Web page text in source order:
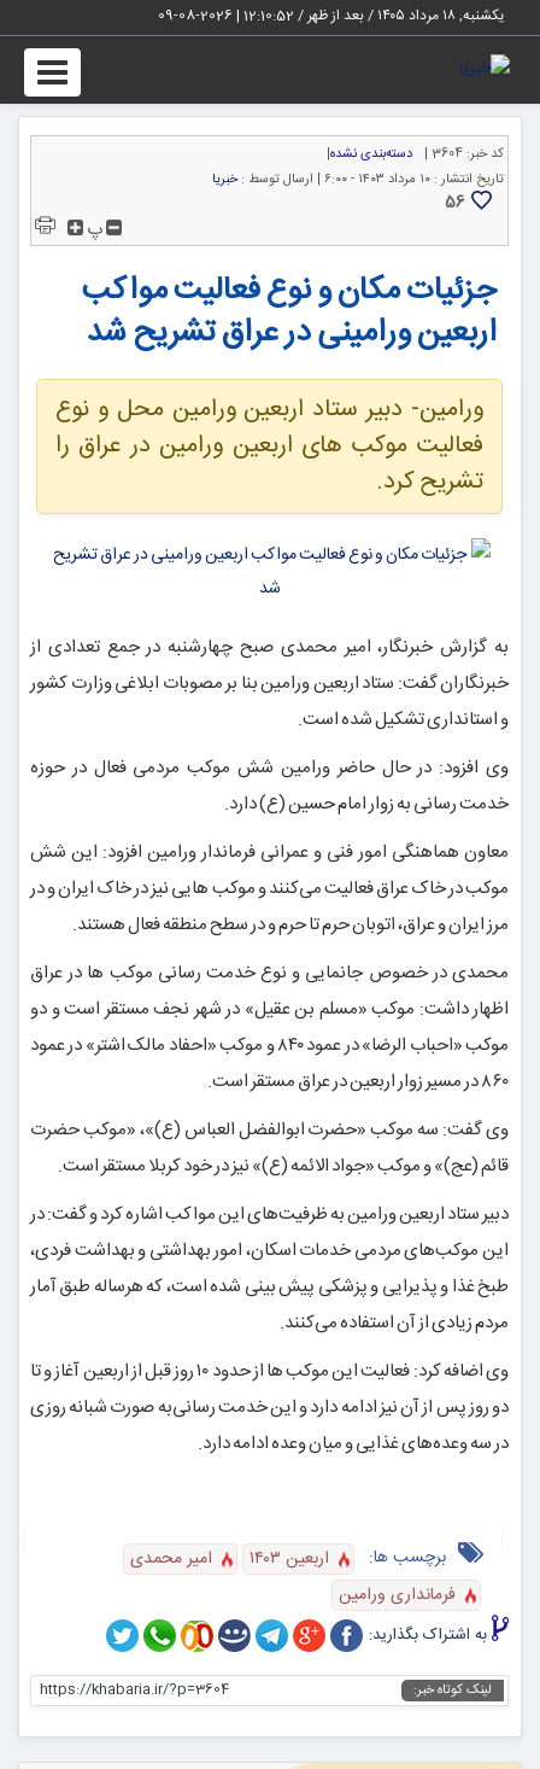
یکشنبه, ۱۸ مرداد ۱۴۰۵ / بعد از ظهر / 12:10:52
|
2026-08-09
کد خبر: 3604 | دسته‌بندی نشده|
تاریخ انتشار : ۱۰ مرداد ۱۴۰۳ - ۶:۰۰ | ارسال توسط :خبریا
56
پ
جزئیات مکان و نوع فعالیت مواکب
اربعین ورامینی در عراق تشریح شد
ورامین- دبیر ستاد اربعین ورامین محل و نوع
فعالیت موکب های اربعین ورامین در عراق را
تشریح کرد.
به گزارش خبرنگار، امیر محمدی صبح چهارشنبه در جمع تعدادی از
خبرنگاران گفت: ستاد اربعین ورامین بنا بر مصوبات ابلاغی وزارت کشور
و استانداری تشکیل شده است.
وی افزود: در حال حاضر ورامین شش موکب مردمی فعال در حوزه
خدمت رسانی به زوار امام حسین (ع) دارد.
معاون هماهنگی امور فنی و عمرانی فرماندار ورامین افزود: این شش
موکب در خاک عراق فعالیت می‌کنند و موکبهایینیز در خاک ایران و در
مرز ایران و عراق، اتوبان حرم تا حرم و در سطح منطقه فعال هستند.
محمدی در خصوص جانمایی و نوع خدمت رسانی موکب ها در عراق
اظهار داشت: موکب «مسلم بن عقیل» در شهر نجف مستقر است و دو
موکب «احباب الرضا» در عمود ۸۴۰ و موکب «احفاد مالک اشتر» در عمود
۸۶۰ در مسیر زوار اربعین در عراق مستقر است.
وی گفت: سه موکب «حضرت ابوالفضلالعباس (ع)»، «موکب حضرت
قائم (عج)» و موکب «جواد الائمه (ع)» نیز در خود کربلا مستقر است.
دبیر ستاد اربعین ورامین به ظرفیت‌های این مواکب اشاره کرد و گفت: در
این موکب‌های مردمی خدمات اسکان، امور بهداشتی و بهداشت فردی،
طبخ غذا و پذیرایی و پزشکی پیش بینی شده است، که هرساله طبق آمار
مردم زیادی از آن استفاده می‌کنند.
وی اضافه کرد: فعالیت این موکبها
از حدود ۱۰ روز قبل از اربعین آغاز و تا
دو روز پس از آن نیز ادامه دارد و این خدمت رسانی‌به صورت شبانه روزی
در سه وعده‌های غذایی و میان وعده ادامه دارد.
برچسب ها: اربعین ۱۴۰۳
امیر محمدی
فرمانداری ورامین
به اشتراک بگذارید:
لینک کوتاه خبر: https://khabaria.ir/?p=3604